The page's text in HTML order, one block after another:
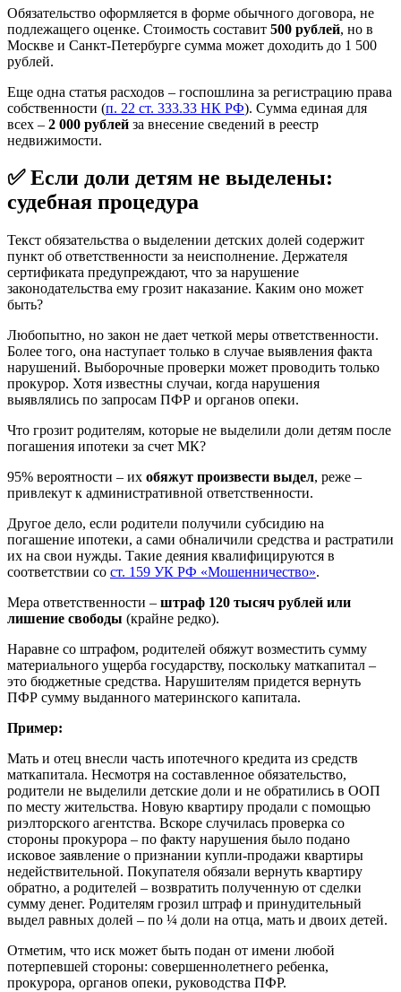
Обязательство оформляется в форме обычного договора, не
подлежащего оценке. Стоимость составит 500 рублей, но в
Москве и Санкт-Петербурге сумма может доходить до 1 500
рублей.
Еще одна статья расходов – госпошлина за регистрацию права
собственности (п. 22 ст. 333.33 НК РФ). Сумма единая для
всех – 2 000 рублей за внесение сведений в реестр
недвижимости.
✅ Если доли детям не выделены:
судебная процедура
Текст обязательства о выделении детских долей содержит
пункт об ответственности за неисполнение. Держателя
сертификата предупреждают, что за нарушение
законодательства ему грозит наказание. Каким оно может
быть?
Любопытно, но закон не дает четкой меры ответственности.
Более того, она наступает только в случае выявления факта
нарушений. Выборочные проверки может проводить только
прокурор. Хотя известны случаи, когда нарушения
выявлялись по запросам ПФР и органов опеки.
Что грозит родителям, которые не выделили доли детям после
погашения ипотеки за счет МК?
95% вероятности – их обяжут произвести выдел, реже –
привлекут к административной ответственности.
Другое дело, если родители получили субсидию на
погашение ипотеки, а сами обналичили средства и растратили
их на свои нужды. Такие деяния квалифицируются в
соответствии со ст. 159 УК РФ «Мошенничество».
Мера ответственности – штраф 120 тысяч рублей или
лишение свободы (крайне редко).
Наравне со штрафом, родителей обяжут возместить сумму
материального ущерба государству, поскольку маткапитал –
это бюджетные средства. Нарушителям придется вернуть
ПФР сумму выданного материнского капитала.
Пример:
Мать и отец внесли часть ипотечного кредита из средств
маткапитала. Несмотря на составленное обязательство,
родители не выделили детские доли и не обратились в ООП
по месту жительства. Новую квартиру продали с помощью
риэлторского агентства. Вскоре случилась проверка со
стороны прокурора – по факту нарушения было подано
исковое заявление о признании купли-продажи квартиры
недействительной. Покупателя обязали вернуть квартиру
обратно, а родителей – возвратить полученную от сделки
сумму денег. Родителям грозил штраф и принудительный
выдел равных долей – по ¼ доли на отца, мать и двоих детей.
Отметим, что иск может быть подан от имени любой
потерпевшей стороны: совершеннолетнего ребенка,
прокурора, органов опеки, руководства ПФР.